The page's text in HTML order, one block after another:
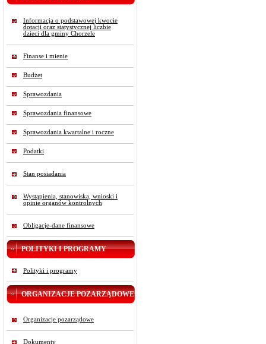
Informacja o podstawowej kwocie
dotacji oraz statystycznej liczbie
dzieci dla gminy Chorzele
Finanse i mienie
Budżet
Sprawozdania
Sprawozdania finansowe
Sprawozdania kwartalne i roczne
Podatki
Stan posiadania
Wystąpienia, stanowiska, wnioski i
opinie organów kontrolnych
Obligacje-dane finansowe
POLITYKI I PROGRAMY
Polityki i programy
ORGANIZACJE POZARZĄDOWE
Organizacje pozarządowe
Dokumenty